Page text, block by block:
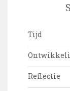
Tijd
Reflectie